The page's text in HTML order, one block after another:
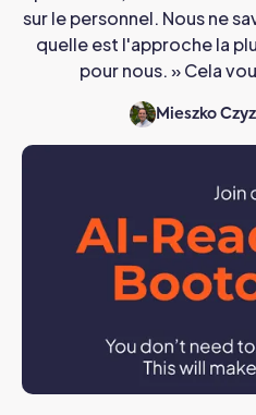
sur le personnel. Nous ne
quelle est l'approche la
pour nous. » Cela
Mieszko